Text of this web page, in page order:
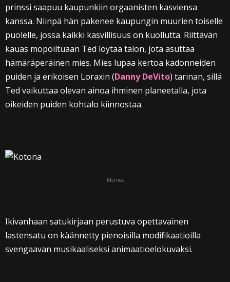
prinssi saapuu kaupunkiin orgaanisten kasviensa
kanssa. Niinpä hän pakenee kaupungin muurien toiselle
puolelle, jossa kaikki kasvillisuus on kuollutta. Riittävän
kauas mopoiltuaan Ted löytää talon, jota asuttaa
hämäräperäinen mies. Mies lupaa kertoa kadonneiden
puiden ja erikoisen Loraxin (Danny DeVito) tarinan, sillä
Ted vaikuttaa olevan ainoa ihminen planeetalla, jota
oikeiden puiden kohtalo kiinnostaa.
Mainos
Ikivanhaan satukirjaan perustuva opettavainen
lastensatu on käännetty pienoisilla modifikaatioilla
svengaavan musikaaliseksi animaatioelokuvaksi.